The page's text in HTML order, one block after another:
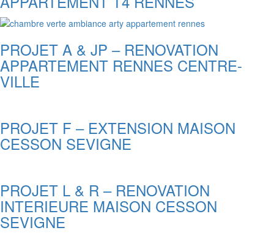
PROJET A & JP – RENOVATION
APPARTEMENT RENNES CENTRE-
VILLE
PROJET F – EXTENSION MAISON
CESSON SEVIGNE
PROJET L & R – RENOVATION
INTERIEURE MAISON CESSON
SEVIGNE